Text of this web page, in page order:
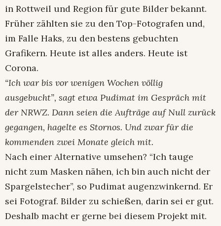
in Rottweil und Region für gute Bilder bekannt.
Früher zählten sie zu den Top-Fotografen und,
im Falle Haks, zu den bestens gebuchten
Grafikern. Heute ist alles anders. Heute ist
Corona.
“Ich war bis vor wenigen Wochen völlig
ausgebucht”, sagt etwa Pudimat im Gespräch mit
der NRWZ. Dann seien die Aufträge auf Null zurück
gegangen, hagelte es Stornos. Und zwar für die
kommenden zwei Monate gleich mit.
Nach einer Alternative umsehen? “Ich tauge
nicht zum Masken nähen, ich bin auch nicht der
Spargelstecher”, so Pudimat augenzwinkernd. Er
sei Fotograf. Bilder zu schießen, darin sei er gut.
Deshalb macht er gerne bei diesem Projekt mit.